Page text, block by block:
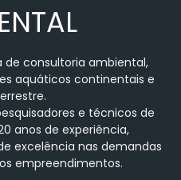
de consultoria ambiental,
aquáticos continentais e
e técnicos de
anos de experiência,
excelência nas demandas
empreendimentos.